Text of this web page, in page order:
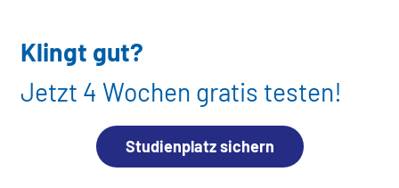
Klingt gut?
Jetzt 4 Wochen gratis testen!
Studienplatz sichern